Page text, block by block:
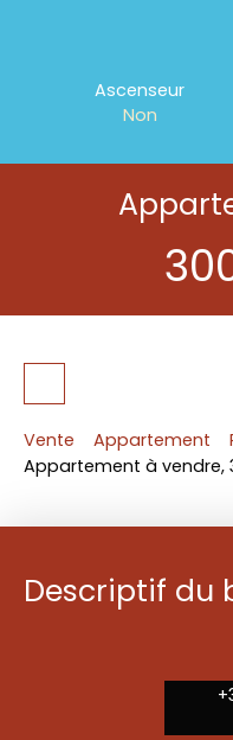
Ascenseur
Non
Vente Appartement
Appartement à vendre,
Descriptif du